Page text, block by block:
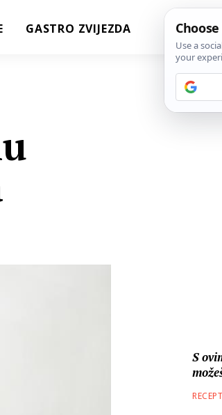
GASTRO ZVIJEZDA
S